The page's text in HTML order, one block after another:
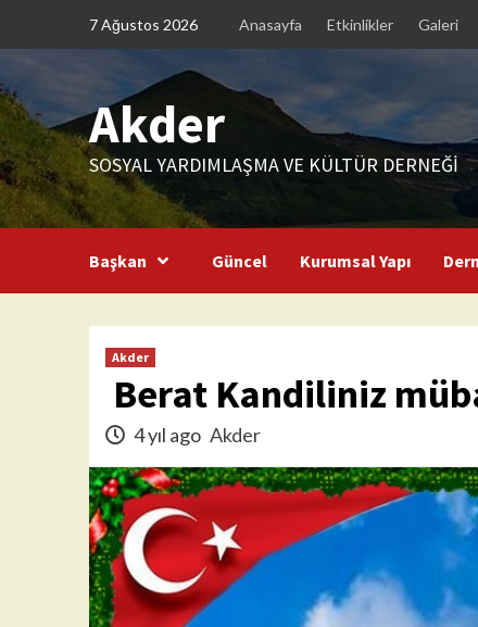
7 Ağustos 2026 Anasayfa Etkinlikler Galeri
Akder
SOSYAL YARDIMLAŞMA VE KÜLTÜR DERNEĞİ
Başkan Güncel Kurumsal Yapı
Akder
Berat Kandiliniz
4 yıl ago Akder